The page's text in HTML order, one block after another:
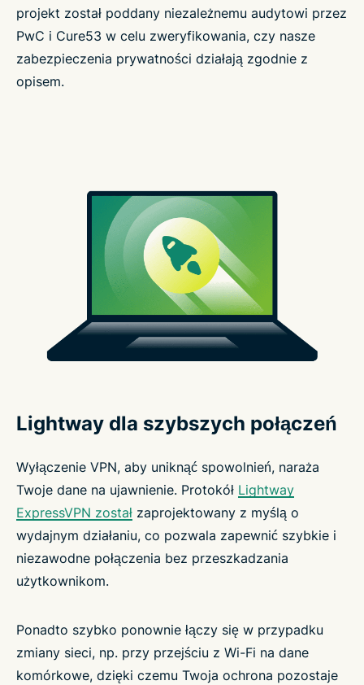
projekt został poddany niezależnemu audytowi przez
PwC i Cure53 w celu zweryfikowania, czy nasze
zabezpieczenia prywatności działają zgodnie z
opisem.
Lightway dla szybszych połączeń
Wyłączenie VPN, aby uniknąć spowolnień, naraża
Twoje dane na ujawnienie. Protokół Lightway
ExpressVPN został zaprojektowany z myślą o
wydajnym działaniu, co pozwala zapewnić szybkie i
niezawodne połączenia bez przeszkadzania
użytkownikom.
Ponadto szybko ponownie łączy się w przypadku
zmiany sieci, np. przy przejściu z Wi-Fi na dane
komórkowe, dzięki czemu Twoja ochrona pozostaje